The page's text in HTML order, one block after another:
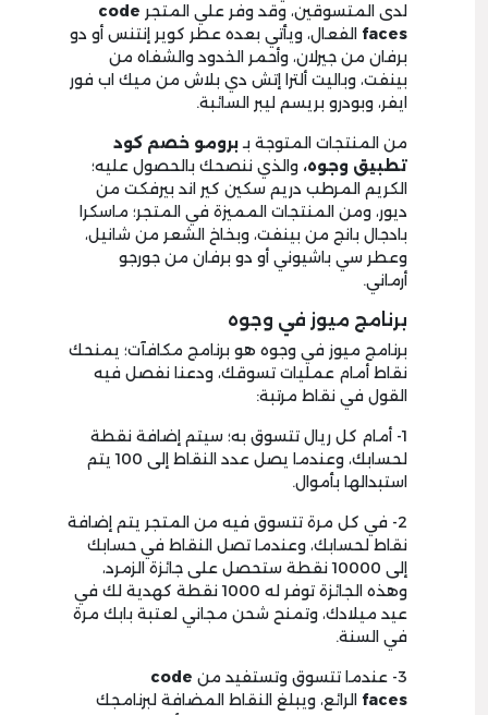
لدى المتسوقين، وقد وفر علي المتجر code
faces الفعال، ويأتي بعده عطر كوير إنتنس أو دو
برفان من جيرلان، وأحمر الخدود والشفاه من
بينفت، وباليت ألترا إتش دي بلاش من ميك اب فور
ايفر، وبودرو بريسم ليبر السائبة.
من المنتجات المتوجة بـبرومو خصم كود
تطبيق وجوه، والذي ننصحك بالحصول عليه؛
الكريم المرطب دريم سكين كير اند بيرفكت من
ديور، ومن المنتجات المميزة في المتجر؛ ماسكرا
بادجال بانج من بينفت، وبخاخ الشعر من شانيل،
وعطر سي باشيوني أو دو برفان من جورجو
أرماني.
برنامج ميوز في وجوه
برنامج ميوز في وجوه هو برنامج مكافآت؛ يمنحك
نقاط أمام عمليات تسوقك، ودعنا نفصل فيه
القول في نقاط مرتبة:
1- أمام كل ريال تتسوق به؛ سيتم إضافة نقطة
لحسابك، وعندما يصل عدد النقاط إلى 100 يتم
استبدالها بأموال.
2- في كل مرة تتسوق فيه من المتجر يتم إضافة
نقاط لحسابك، وعندما تصل النقاط في حسابك
إلى 10000 نقطة ستحصل على جائزة الزمرد،
وهذه الجائزة توفر له 1000 نقطة كهدية لك في
عيد ميلادك، وتمنح شحن مجاني لعتبة بابك مرة
في السنة.
3- عندما تتسوق وتستفيد من
code
faces الرائع، ويبلغ النقاط المضافة لبرنامجك